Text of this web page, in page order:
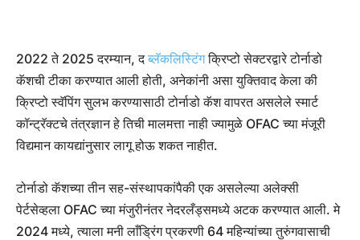
2022 ते 2025 दरम्यान, दब्लॅकलिस्टिंगक्रिप्टो सेक्टरद्वारे टोर्नाडो
कॅशची टीका करण्यात आली होती, अनेकांनी असा युक्तिवाद केला की
क्रिप्टो स्वॅपिंग सुलभ करण्यासाठी टोर्नाडो कॅश वापरत असलेले स्मार्ट
कॉन्ट्रॅक्टचे तंत्रज्ञान हे तिची मालमत्ता नाही ज्यामुळे OFAC च्या मंजूरी
विद्यमान कायद्यांनुसार लागू होऊ शकत नाहीत.
टोर्नाडो कॅशच्या तीन सह-संस्थापकांपैकी एक असलेल्या अलेक्सी
पेर्टसेव्हला OFAC च्या मंजुरीनंतर नेदरलँड्समध्ये अटक करण्यात आली. मे
2024 मध्ये, त्याला मनी लाँड्रिंग प्रकरणी 64 महिन्यांच्या तुरुंगवासाची